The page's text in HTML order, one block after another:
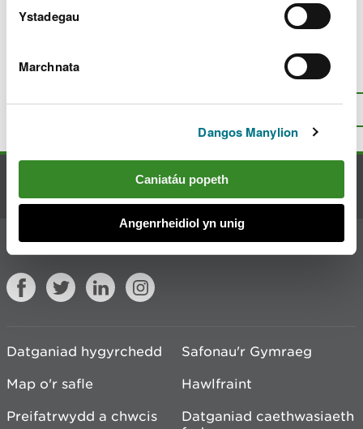
Ystadegau
Marchnata
Dangos Manylion
Caniatáu popeth
Angenrheidiol yn unig
Teifi
Oes rhywbeth o’i le gyda’r dudalen
I fyny
Cysylltu â ni
Ymuno â'r sgwrs
Datganiad hygyrchedd
Safonau'r Gymraeg
Map o'r safle
Hawlfraint
Preifatrwydd a chwcis
Datganiad caethwasiaeth